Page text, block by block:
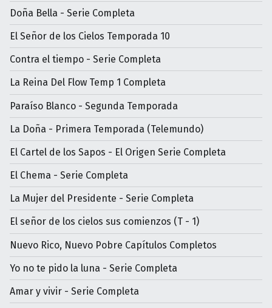
Doña Bella - Serie Completa
El Señor de los Cielos Temporada 10
Contra el tiempo - Serie Completa
La Reina Del Flow Temp 1 Completa
Paraíso Blanco - Segunda Temporada
La Doña - Primera Temporada (Telemundo)
El Cartel de los Sapos - El Origen Serie Completa
El Chema - Serie Completa
La Mujer del Presidente - Serie Completa
El señor de los cielos sus comienzos (T - 1)
Nuevo Rico, Nuevo Pobre Capítulos Completos
Yo no te pido la luna - Serie Completa
Amar y vivir - Serie Completa